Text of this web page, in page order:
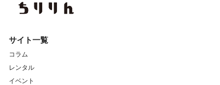
サイト一覧
コラム
レンタル
イベント